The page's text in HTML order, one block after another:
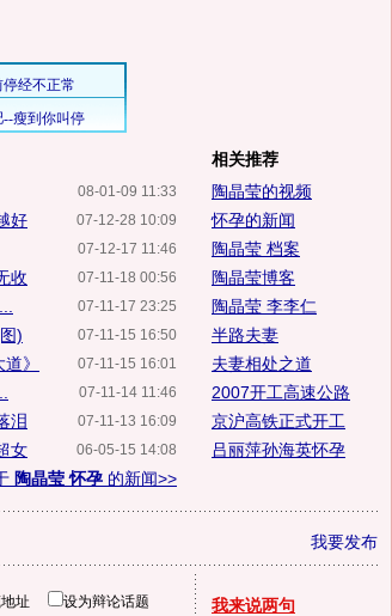
08-01-09 11:33
07-12-28 10:09
好
07-12-17 11:46
07-11-18 00:56
收
07-11-17 23:25
07-11-15 16:50
)
07-11-15 16:01
》
07-11-14 11:46
07-11-13 16:09
泪
06-05-15 14:08
女
陶晶莹 怀孕 的新闻>>
相关推荐
陶晶莹的视频
怀孕的新闻
陶晶莹 档案
陶晶莹博客
陶晶莹 李李仁
半路夫妻
夫妻相处之道
2007开工高速公路
京沪高铁正式开工
吕丽萍孙海英怀孕
我要发布
地址 设为辩论话题 我来说两句